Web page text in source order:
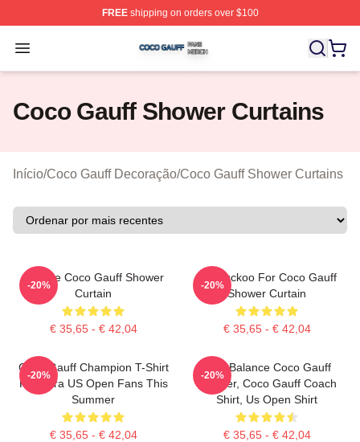
FREEshipping on orders over $100
Open menu
Coco Gauff Shop ⚡️ Officially Licensed Coco Gauff
Coco Gauff Shower Curtains
Início/Coco Gauff Decoração/Coco Gauff Shower Curtains
Call Me Coco Gauff Shower
Curtain
€ 35,65 - € 42,04
-20%
I'm Cuckoo For Coco Gauff
Shower Curtain
€ 35,65 - € 42,04
-20%
Coco Gauff Champion T-Shirt
For Ultra US Open Fans This
Summer
€ 35,65 - € 42,04
-20%
New Balance Coco Gauff
Sha;ter, Coco Gauff Coach
Shirt, Us Open Shirt
€ 35,65 - € 42,04
-20%